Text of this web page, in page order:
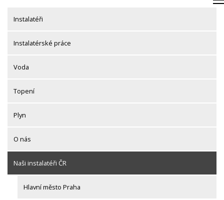
contentInstalatéři
Instalatérské práce
Voda
Topení
Plyn
O nás
Naši instalatéři ČR
Hlavní město Praha